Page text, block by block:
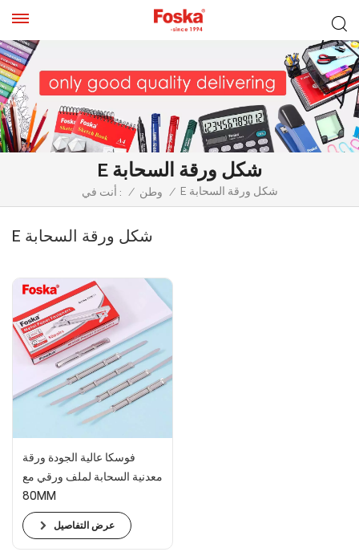
E شكل ورقة السحابة
أنت في : / وطن / E شكل ورقة السحابة
E شكل ورقة السحابة
فوسكا عالية الجودة ورقة
معدنية السحابة لملف ورقي مع
80MM
عرض التفاصيل